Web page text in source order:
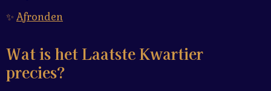
✨ Afronden
Wat is het Laatste Kwartier
precies?